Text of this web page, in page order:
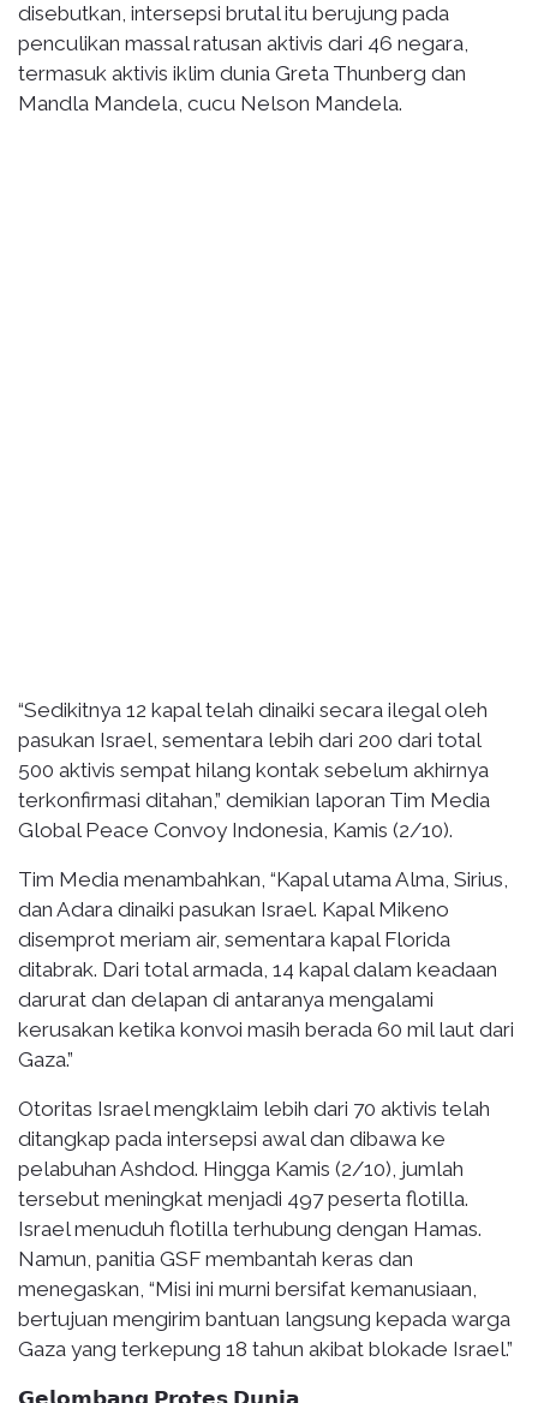
disebutkan, intersepsi brutal itu berujung pada
penculikan massal ratusan aktivis dari 46 negara,
termasuk aktivis iklim dunia Greta Thunberg dan
Mandla Mandela, cucu Nelson Mandela.
“Sedikitnya 12 kapal telah dinaiki secara ilegal oleh
pasukan Israel, sementara lebih dari 200 dari total
500 aktivis sempat hilang kontak sebelum akhirnya
terkonfirmasi ditahan,” demikian laporan Tim Media
Global Peace Convoy Indonesia, Kamis (2/10).
Tim Media menambahkan, “Kapal utama Alma, Sirius,
dan Adara dinaiki pasukan Israel. Kapal Mikeno
disemprot meriam air, sementara kapal Florida
ditabrak. Dari total armada, 14 kapal dalam keadaan
darurat dan delapan di antaranya mengalami
kerusakan ketika konvoi masih berada 60 mil laut dari
Gaza.”
Otoritas Israel mengklaim lebih dari 70 aktivis telah
ditangkap pada intersepsi awal dan dibawa ke
pelabuhan Ashdod. Hingga Kamis (2/10), jumlah
tersebut meningkat menjadi 497 peserta flotilla.
Israel menuduh flotilla terhubung dengan Hamas.
Namun, panitia GSF membantah keras dan
menegaskan, “Misi ini murni bersifat kemanusiaan,
bertujuan mengirim bantuan langsung kepada warga
Gaza yang terkepung 18 tahun akibat blokade Israel.”